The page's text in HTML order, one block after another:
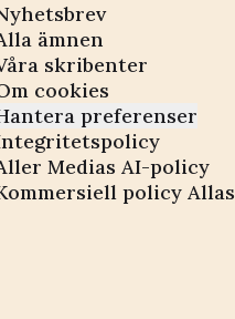
ämnen
skribenter
cookies
preferenser
Medias AI-policy
policy Allas